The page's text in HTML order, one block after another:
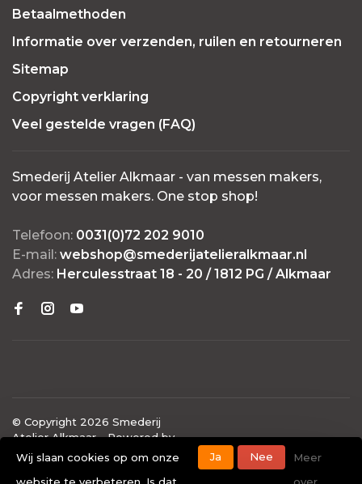
Betaalmethoden
Informatie over verzenden, ruilen en retourneren
Sitemap
Copyright verklaring
Veel gestelde vragen (FAQ)
Smederij Atelier Alkmaar - van messen makers,
voor messen makers. One stop shop!
Telefoon: 0031(0)72 202 9010
E-mail: webshop@smederijatelieralkmaar.nl
Adres: Herculesstraat 18 - 20 / 1812 PG / Alkmaar
© Copyright 2026 Smederij
Atelier Alkmaar- Powered by
Lightspeed
- Theme by
Huysmans.me
Wij slaan cookies op om onze
Ja Nee
Meer